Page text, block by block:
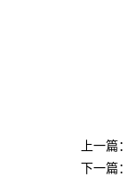
上一篇：
下一篇：